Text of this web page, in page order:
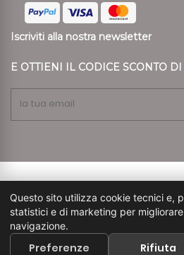
Iscriviti alla nostra newsletter
E OTTIENI IL CODICE SCONTO
© 2024 Ronca Style P.I.
Capitale Sociale € 45.900
pec:
Questo sito utilizza cookie tecnici e,
statistici e di marketing per
navigazione.
Preferenze Rifiuta